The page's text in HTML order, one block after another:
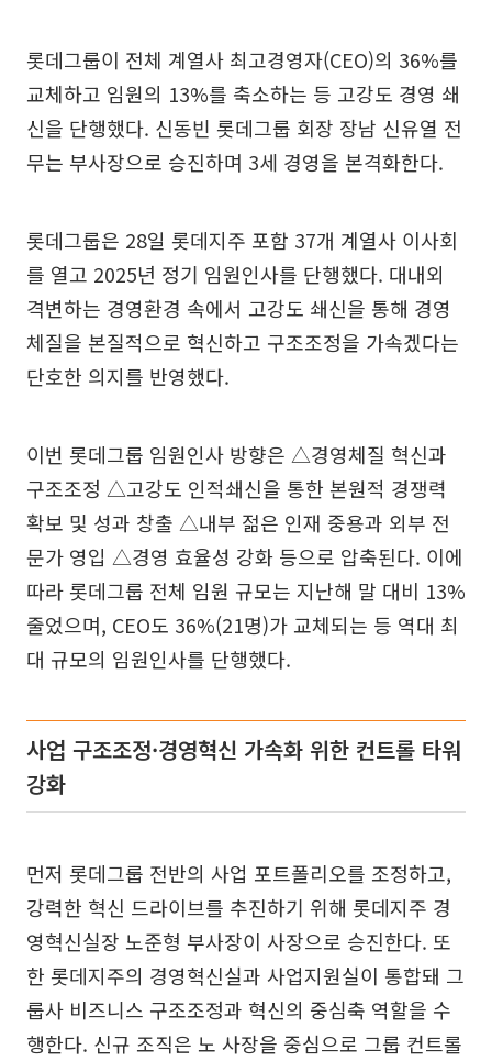
롯데그룹이 전체 계열사 최고경영자(CEO)의 36%를
교체하고 임원의 13%를 축소하는 등 고강도 경영 쇄
신을 단행했다. 신동빈 롯데그룹 회장 장남 신유열 전
무는 부사장으로 승진하며 3세 경영을 본격화한다.
롯데그룹은 28일 롯데지주 포함 37개 계열사 이사회
를 열고 2025년 정기 임원인사를 단행했다. 대내외
격변하는 경영환경 속에서 고강도 쇄신을 통해 경영
체질을 본질적으로 혁신하고 구조조정을 가속겠다는
단호한 의지를 반영했다.
이번 롯데그룹 임원인사 방향은 △경영체질 혁신과
구조조정 △고강도 인적쇄신을 통한 본원적 경쟁력
확보 및 성과 창출 △내부 젊은 인재 중용과 외부 전
문가 영입 △경영 효율성 강화 등으로 압축된다. 이에
따라 롯데그룹 전체 임원 규모는 지난해 말 대비 13%
줄었으며, CEO도 36%(21명)가 교체되는 등 역대 최
대 규모의 임원인사를 단행했다.
사업 구조조정·경영혁신 가속화 위한 컨트롤 타워
강화
먼저 롯데그룹 전반의 사업 포트폴리오를 조정하고,
강력한 혁신 드라이브를 추진하기 위해 롯데지주 경
영혁신실장 노준형 부사장이 사장으로 승진한다. 또
한 롯데지주의 경영혁신실과 사업지원실이 통합돼 그
룹사 비즈니스 구조조정과 혁신의 중심축 역할을 수
행한다. 신규 조직은 노 사장을 중심으로 그룹 컨트롤